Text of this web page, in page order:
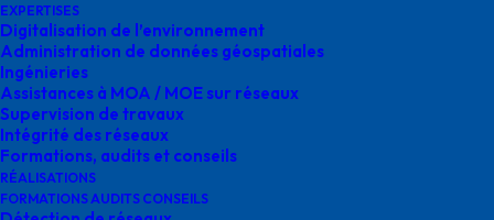
EXPERTISES
Digitalisation de l’environnement
Administration de données géospatiales
Ingénieries
Assistances à MOA / MOE sur réseaux
Supervision de travaux
Intégrité des réseaux
Formations, audits et conseils
RÉALISATIONS
FORMATIONS AUDITS CONSEILS
supervision de travaux
survey